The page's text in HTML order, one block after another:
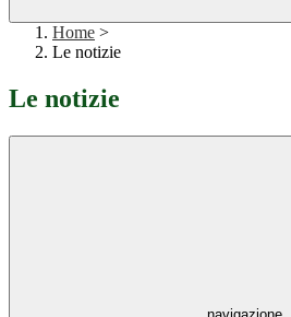
Home >
Le notizie
Le notizie